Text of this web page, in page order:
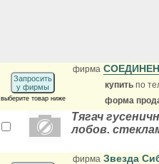
Запросить
у фирмы
выберите товар ниже
фирма
купить по
форма
Тягач
лобов.
фирма Звезда